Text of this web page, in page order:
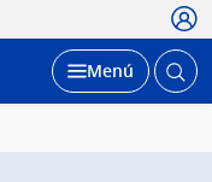
Desplegar
Menú Abrir